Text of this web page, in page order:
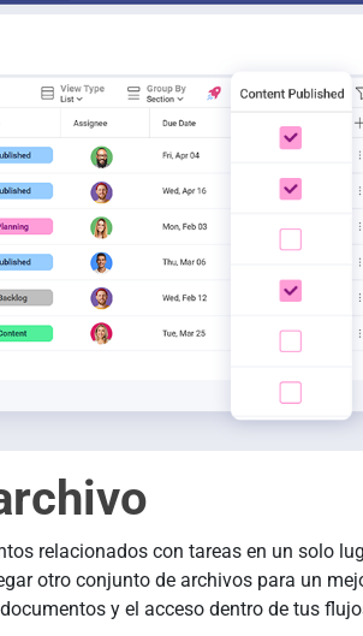
relacionados con tareas en un solo
otro conjunto de archivos para un
y el acceso dentro de tus